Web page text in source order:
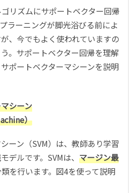
リズムにサポートベクター回帰
ラーニングが脚光浴びる前によ
、今でもよく使われていますの
。サポートベクター回帰を理解
ポートベクターマシーンを説明
シーン
）
ーン（SVM）は、教師あり学習
デルです。SVMは、 マージン最
を行います。図4を使って説明